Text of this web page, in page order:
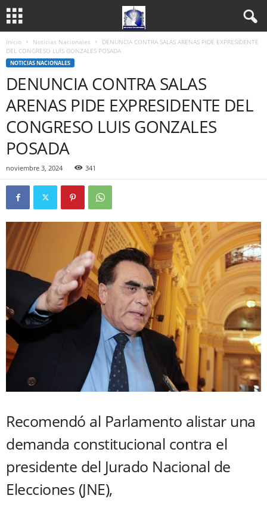
Inicio Noticias Nacionales
DENUNCIA CONTRA SALAS ARENAS PIDE EXPRESIDENTE
DEL CONGRESO LUIS GONZALES POSADA
NOTICIAS NACIONALES
DENUNCIA CONTRA SALAS
ARENAS PIDE EXPRESIDENTE DEL
CONGRESO LUIS GONZALES
POSADA
noviembre 3, 2024 341
Recomendó al Parlamento alistar una
demanda constitucional contra el
presidente del Jurado Nacional de
Elecciones (JNE),